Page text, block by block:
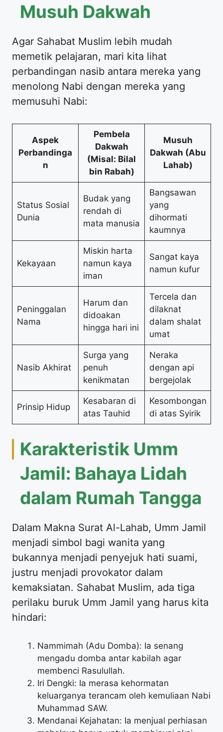
Musuh Dakwah
Agar Sahabat Muslim lebih mudah
memetik pelajaran, mari kita lihat
perbandingan nasib antara mereka yang
menolong Nabi dengan mereka yang
memusuhi Nabi:
Aspek
Perbandinga
n
Pembela
Dakwah
(Misal: Bilal
bin Rabah)
Musuh
Dakwah (Abu
Lahab)
Status Sosial
Dunia
Budak yang
rendah di
mata manusia
Bangsawan
yang
dihormati
kaumnya
Kekayaan
Miskin harta
namun kaya
iman
Sangat kaya
namun kufur
Peninggalan
Nama
Harum dan
didoakan
hingga hari ini
Tercela dan
dilaknat
dalam shalat
umat
Nasib Akhirat
Surga yang
penuh
kenikmatan
Neraka
dengan api
bergejolak
Prinsip Hidup
Kesabaran di
atas Tauhid
Kesombongan
di atas Syirik
Karakteristik Umm
Jamil: Bahaya Lidah
dalam Rumah Tangga
Dalam Makna Surat Al-Lahab, Umm Jamil
menjadi simbol bagi wanita yang
bukannya menjadi penyejuk hati suami,
justru menjadi provokator dalam
kemaksiatan. Sahabat Muslim, ada tiga
perilaku buruk Umm Jamil yang harus kita
hindari:
Nammimah (Adu Domba): Ia senang
mengadu domba antar kabilah agar
membenci Rasulullah.
Iri Dengki: Ia merasa kehormatan
keluarganya terancam oleh kemuliaan Nabi
Muhammad SAW.
Mendanai Kejahatan: Ia menjual perhiasan